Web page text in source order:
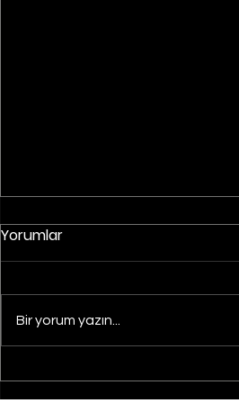
Borsada otomotiv
Yorumlar
Bir yorum yazın...